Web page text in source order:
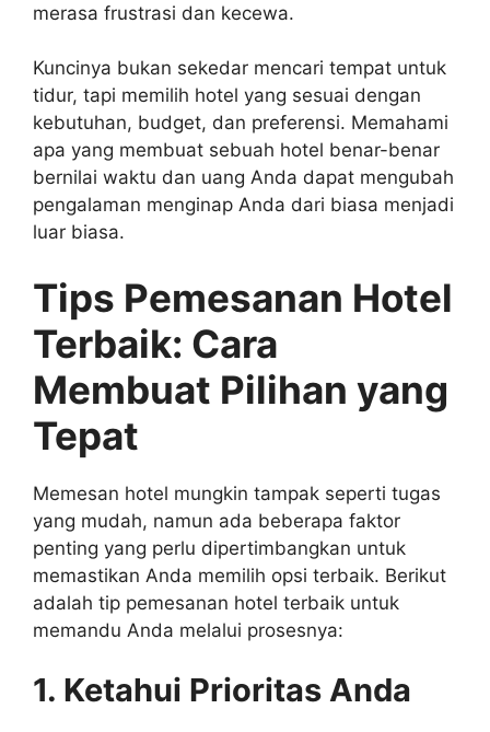
merasa frustrasi dan kecewa.
Kuncinya bukan sekedar mencari tempat untuk
tidur, tapi memilih hotel yang sesuai dengan
kebutuhan, budget, dan preferensi. Memahami
apa yang membuat sebuah hotel benar-benar
bernilai waktu dan uang Anda dapat mengubah
pengalaman menginap Anda dari biasa menjadi
luar biasa.
Tips Pemesanan Hotel
Terbaik: Cara
Membuat Pilihan yang
Tepat
Memesan hotel mungkin tampak seperti tugas
yang mudah, namun ada beberapa faktor
penting yang perlu dipertimbangkan untuk
memastikan Anda memilih opsi terbaik. Berikut
adalah tip pemesanan hotel terbaik untuk
memandu Anda melalui prosesnya:
1. Ketahui Prioritas Anda